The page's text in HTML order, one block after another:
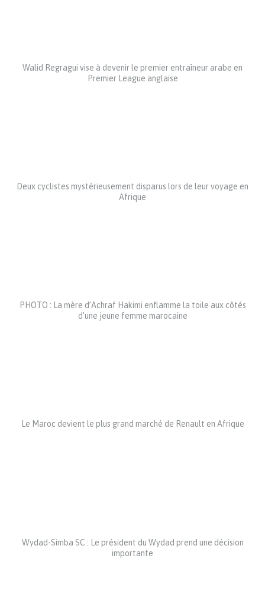
Walid Regragui vise à devenir le premier entraîneur arabe en
Premier League anglaise
Deux cyclistes mystérieusement disparus lors de leur voyage en
Afrique
PHOTO : La mère d’Achraf Hakimi enflamme la toile aux côtés
d’une jeune femme marocaine
Le Maroc devient le plus grand marché de Renault en Afrique
Wydad-Simba SC : Le président du Wydad prend une décision
importante